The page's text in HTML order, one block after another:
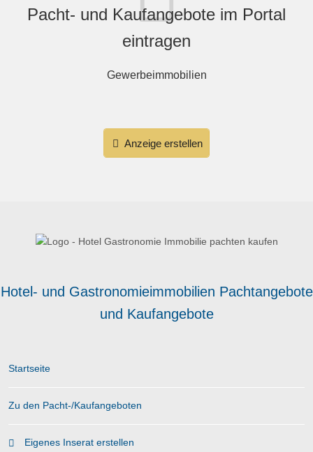
Pacht- und Kaufangebote im Portal
eintragen
Gewerbeimmobilien
Anzeige erstellen
Hotel- und Gastronomieimmobilien Pachtangebote
und Kaufangebote
Startseite
Zu den Pacht-/Kaufangeboten
Eigenes Inserat erstellen